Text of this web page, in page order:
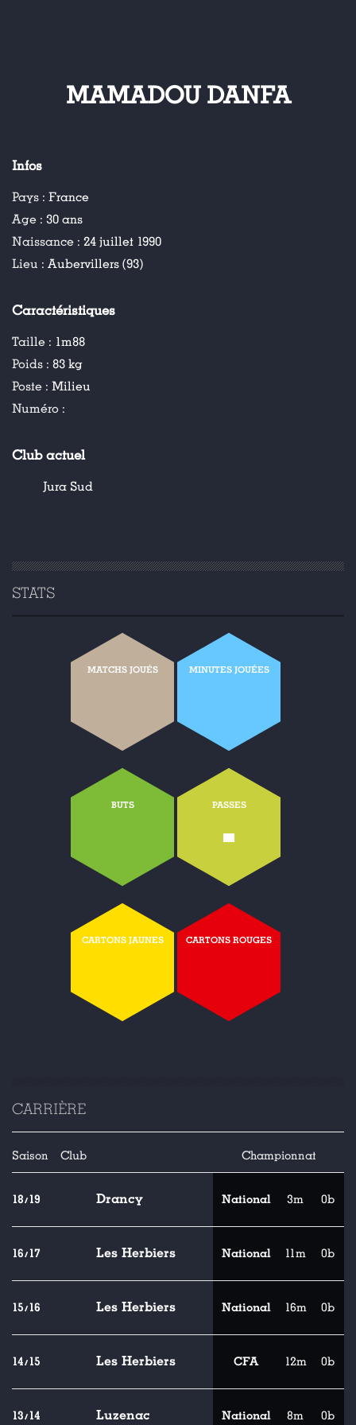
MAMADOU DANFA
Infos
Pays : France
Age : 30 ans
Naissance : 24 juillet 1990
Lieu : Aubervillers (93)
Caractéristiques
Taille : 1m88
Poids : 83 kg
Poste : Milieu
Numéro :
Club actuel
Jura Sud
STATS
MATCHS JOUÉS MINUTES JOUÉES
BUTS PASSES
-
CARTONS JAUNES CARTONS ROUGES
CARRIÈRE
Saison Club Championnat
18/19 Drancy National 3m 0b
16/17 Les Herbiers National 11m 0b
15/16 Les Herbiers National 16m 0b
14/15 Les Herbiers CFA 12m 0b
13/14 Luzenac National 8m 0b